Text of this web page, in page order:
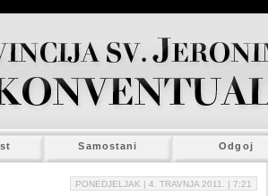
Samostani Odgoj
PONEDJELJAK | 4. TRAVNJA 2011. | 7:21